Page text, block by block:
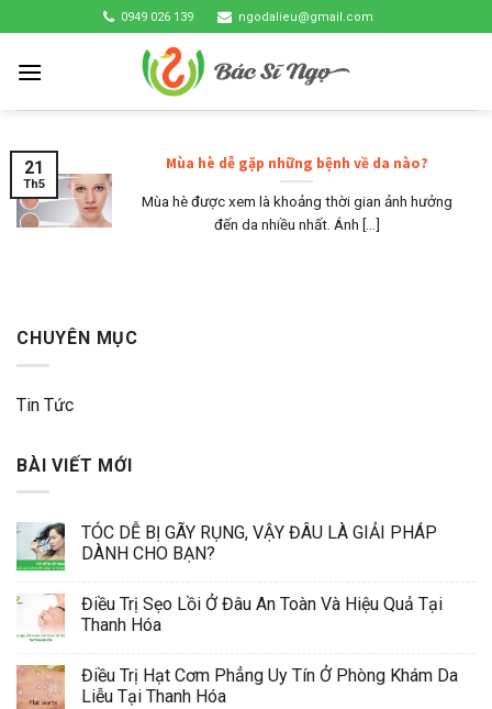
to
content
0949 026 139 ngodalieu@gmail.com
Mùa hè dễ gặp những bệnh về da nào?
Mùa hè được xem là khoảng thời gian ảnh hưởng
đến da nhiều nhất. Ánh [...]
21
Th5
CHUYÊN MỤC
Tin Tức
BÀI VIẾT MỚI
TÓC DỄ BỊ GÃY RỤNG, VẬY ĐÂU LÀ GIẢI PHÁP
DÀNH CHO BẠN?
Điều Trị Sẹo Lồi Ở Đâu An Toàn Và Hiệu Quả Tại
Thanh Hóa
Điều Trị Hạt Cơm Phẳng Uy Tín Ở Phòng Khám Da
Liễu Tại Thanh Hóa